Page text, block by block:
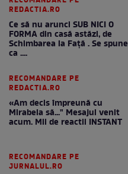
REDACTIA.RO
Ce să nu arunci SUB NICI O
FORMA din casă astăzi, de
Schimbarea la Față . Se spune
ca ....
RECOMANDARE PE
REDACTIA.RO
«Am decis împreună cu
Mirabela să..." Mesajul venit
acum. Mii de reactii INSTANT
RECOMANDARE PE
JURNALUL.RO